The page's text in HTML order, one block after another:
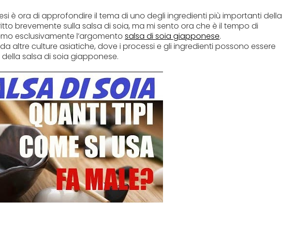
è ora di approfondire il tema di uno degli ingredienti più importanti della
brevemente sulla salsa di soia, ma mi sento ora che è il tempo di
esclusivamente l’argomento salsa di soia giapponese.
altre culture asiatiche, dove i processi e gli ingredienti possono essere
salsa di soia giapponese.